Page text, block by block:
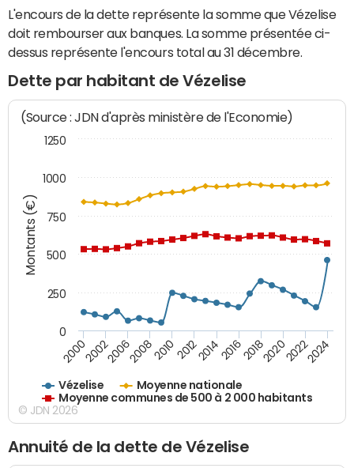
L'encours de la dette représente la somme que Vézelise
doit rembourser aux banques. La somme présentée ci-
dessus représente l'encours total au 31 décembre.
Dette par habitant de Vézelise
Montants (€)
(Source : JDN d'après ministère de l'Economie)
Vézelise
Moyenne nationale
Moyenne communes de 500 à 2 000 habitants
200020022006200820102012201420162018202020222024
0
250
500
750
1000
1250
© JDN 2026
Annuité de la dette de Vézelise